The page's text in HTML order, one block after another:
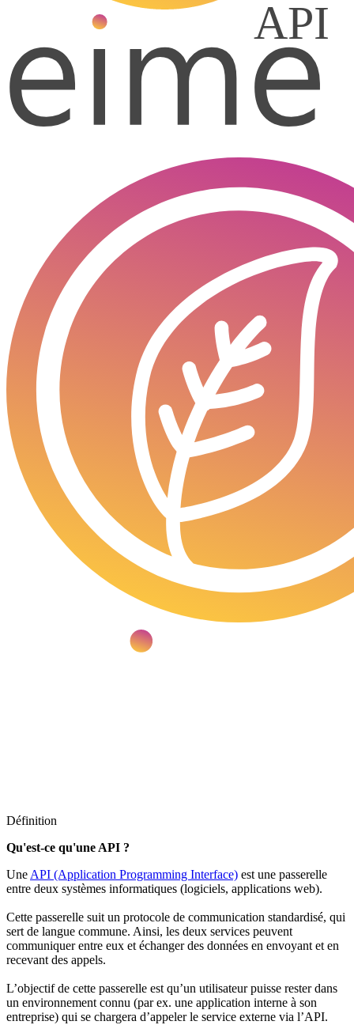
Définition
Qu'est-ce qu'une API ?
Une API (Application Programming Interface) est une passerelle
entre deux systèmes informatiques (logiciels, applications web).
Cette passerelle suit un protocole de communication standardisé, qui
sert de langue commune. Ainsi, les deux services peuvent
communiquer entre eux et échanger des données en envoyant et en
recevant des appels.
L’objectif de cette passerelle est qu’un utilisateur puisse rester dans
un environnement connu (par ex. une application interne à son
entreprise) qui se chargera d’appeler le service externe via l’API.